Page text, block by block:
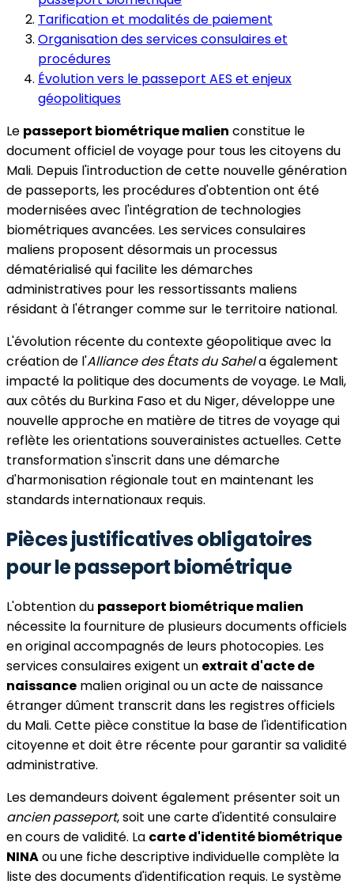
Tarification et modalités de paiement
Organisation des services consulaires et
procédures
Évolution vers le passeport AES et enjeux
géopolitiques
Le passeport biométrique malien constitue le
document officiel de voyage pour tous les citoyens du
Mali. Depuis l'introduction de cette nouvelle génération
de passeports, les procédures d'obtention ont été
modernisées avec l'intégration de technologies
biométriques avancées. Les services consulaires
maliens proposent désormais un processus
dématérialisé qui facilite les démarches
administratives pour les ressortissants maliens
résidant à l'étranger comme sur le territoire national.
L'évolution récente du contexte géopolitique avec la
création de l'Alliance des États du Sahela également
impacté la politique des documents de voyage. Le Mali,
aux côtés du Burkina Faso et du Niger, développe une
nouvelle approche en matière de titres de voyage qui
reflète les orientations souverainistes actuelles. Cette
transformation s'inscrit dans une démarche
d'harmonisation régionale tout en maintenant les
standards internationaux requis.
Pièces justificatives obligatoires
pour le passeport biométrique
L'obtention du passeport biométrique malien
nécessite la fourniture de plusieurs documents officiels
en original accompagnés de leurs photocopies. Les
services consulaires exigent un extrait d'acte de
naissance malien original ou un acte de naissance
étranger dûment transcrit dans les registres officiels
du Mali. Cette pièce constitue la base de l'identification
citoyenne et doit être récente pour garantir sa validité
administrative.
Les demandeurs doivent également présenter soit un
ancien passeport, soit une carte d'identité consulaire
en cours de validité. La carte d'identité biométrique
NINAou une fiche descriptive individuelle complète la
liste des documents d'identification requis. Le système